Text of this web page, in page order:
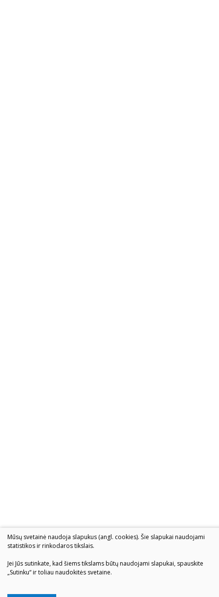
Mūsų svetainė naudoja slapukus (angl. cookies). Šie slapukai naudojami
statistikos ir rinkodaros tikslais.
Jei Jūs sutinkate, kad šiems tikslams būtų naudojami slapukai, spauskite
„Sutinku“ ir toliau naudokitės svetaine.